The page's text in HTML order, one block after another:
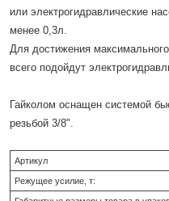
или электрогидравлические
менее 0,3л.
Для достижения
всего подойдут
Гайколом оснащен системой
резьбой 3/8".
Артикул
Режущее усилие, т: